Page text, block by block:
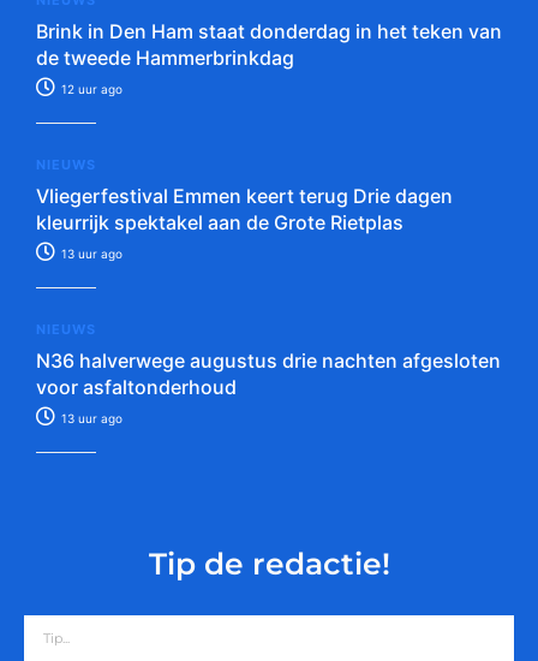
Brink in Den Ham staat donderdag in het teken van
de tweede Hammerbrinkdag
12 uur ago
NIEUWS
Vliegerfestival Emmen keert terug Drie dagen
kleurrijk spektakel aan de Grote Rietplas
13 uur ago
NIEUWS
N36 halverwege augustus drie nachten afgesloten
voor asfaltonderhoud
13 uur ago
Tip de redactie!